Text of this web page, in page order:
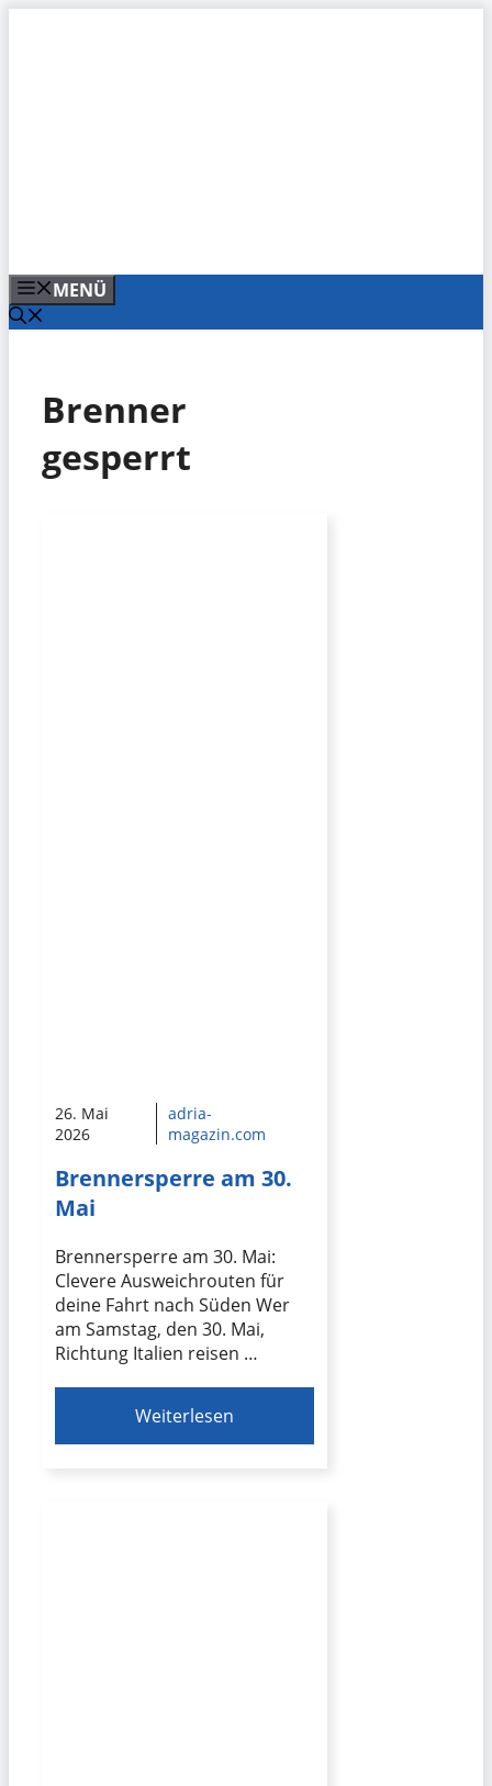
MENÜ
Brenner
gesperrt
26. Mai
2026
adria-
magazin.com
Brennersperre am 30.
Mai
Brennersperre am 30. Mai:
Clevere Ausweichrouten für
deine Fahrt nach Süden Wer
am Samstag, den 30. Mai,
Richtung Italien reisen …
Weiterlesen